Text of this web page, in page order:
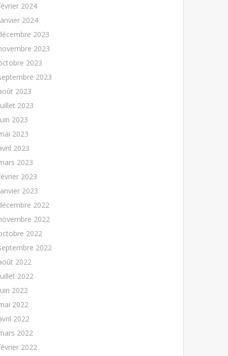
2024
2024
2023
2023
2023
2023
2023
2023
2023
2023
2023
2023
2023
2023
2022
2022
2022
2022
2022
2022
2022
2022
2022
2022
2022